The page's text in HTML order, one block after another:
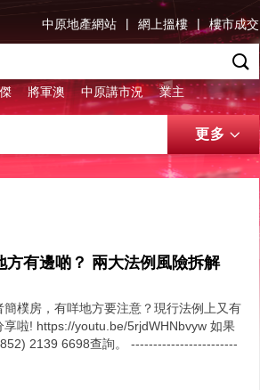
中原地產網站 | 網上搵樓 | 樓市成交
將軍澳 中原講市況 業主
更多
有邊啲？ 兩大法例風險拆解
樸房，有咩地方要注意？現行法例上又有
享啦! https://youtu.be/5rjdWHNbvyw 如果
2139 6698查詢。 ------------------------